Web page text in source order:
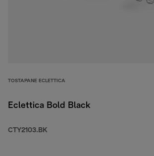
TOSTAPANE ECLETTICA
Eclettica Bold Black
CTY2103.BK